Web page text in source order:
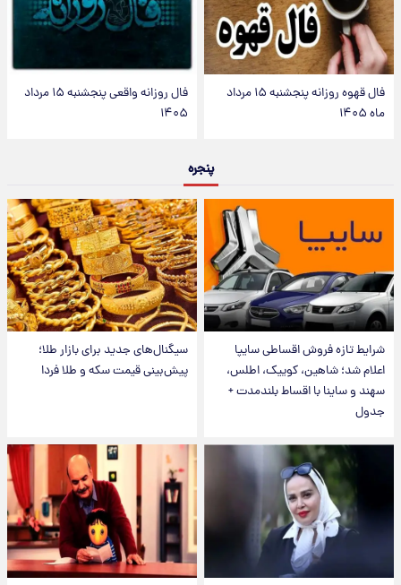
فال قهوه روزانه پنجشنبه ۱۵ مرداد
ماه ۱۴۰۵
فال روزانه واقعی پنجشنبه ۱۵ مرداد
۱۴۰۵
پنجره
شرایط تازه فروش اقساطی سایپا
اعلام شد؛ شاهین، کوییک، اطلس،
سهند و ساینا با اقساط بلندمدت +
جدول
سیگنال‌های جدید برای بازار طلا؛
پیش‌بینی قیمت سکه و طلا فردا